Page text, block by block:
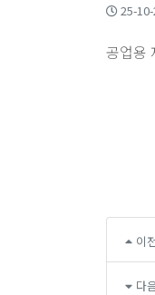
25-
공업용
이
다